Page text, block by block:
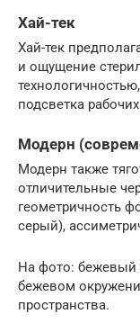
Хай-тек
Хай-тек
и ощущение
подсветка
Модерн
Модерн также
отличительные
геометричность
серый),
На фото: бежевый
бежевом
пространства.